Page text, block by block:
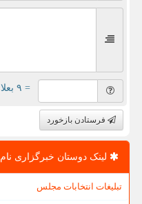
= ۹ بعلاوه ۵
فرستادن بازخورد
لینک دوستان خبرگزاری نام
تبلیغات انتخابات مجلس